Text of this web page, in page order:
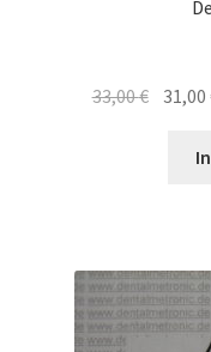
33,00€ 31,00